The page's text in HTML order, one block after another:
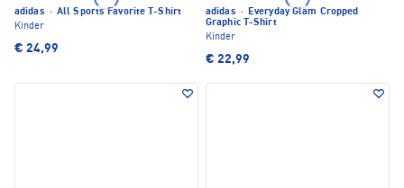
adidas · All Sports Favorite T-Shirt
Kinder
€ 24,99
adidas · Everyday Glam Cropped
Graphic T-Shirt
Kinder
€ 22,99